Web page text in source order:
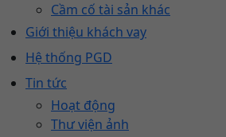
Cầm cố tài sản khác
Giới thiệu khách vay
Hệ thống PGD
Tin tức
Hoạt động
Thư viện ảnh